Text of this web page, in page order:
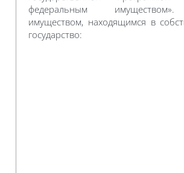
федеральным
имуществом, находящимся в
государство: